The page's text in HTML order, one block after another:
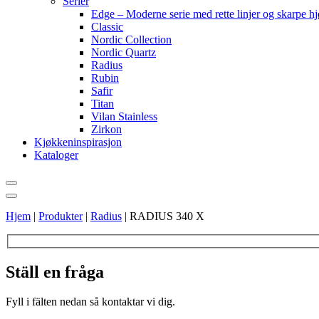
Edge – Moderne serie med rette linjer og skarpe
Classic
Nordic Collection
Nordic Quartz
Radius
Rubin
Safir
Titan
Vilan Stainless
Zirkon
Kjøkkeninspirasjon
Kataloger
Hjem | Produkter| Radius | RADIUS 340 X
Ställ en fråga
Fyll i fälten nedan så kontaktar vi dig.